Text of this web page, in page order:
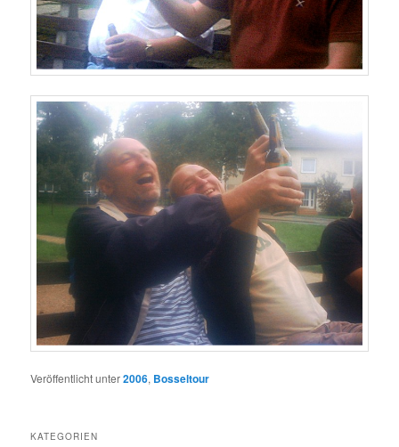
Veröffentlicht unter2006, Bosseltour
KATEGORIEN